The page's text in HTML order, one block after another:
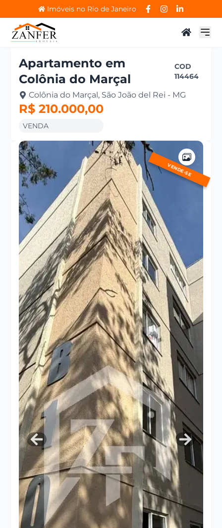
Imóveis no Rio de Janeiro
Apartamento em
Colônia do Marçal
COD
114464
Colônia do Marçal, São João del Rei - MG
R$ 210.000,00
VENDA
VENDE-SE